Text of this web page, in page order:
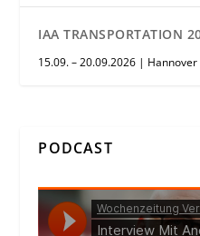
IAA TRANSPORTATION
15.09. – 20.09.2026 |
PODCAST